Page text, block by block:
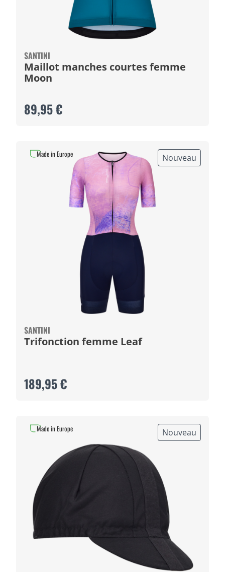
SANTINI
Maillot manches courtes femme
Moon
89,95 €
Nouveau
SANTINI
Trifonction femme Leaf
189,95 €
Made in Europe
Nouveau
Made in Europe